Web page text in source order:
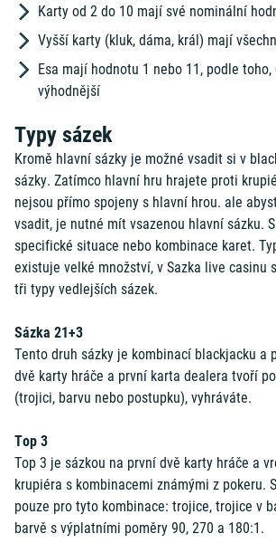
Karty od 2 do 10 mají své nominální
Vyšší karty (kluk, dáma, král) mají
Esa mají hodnotu 1 nebo 11, podle
výhodnější
Typy sázek
Kromě hlavní sázky je možné vsadit si v
sázky. Zatímco hlavní hru hrajete proti
nejsou přímo spojeny s hlavní hrou. ale
vsadit, je nutné mít vsazenou hlavní sázku.
specifické situace nebo kombinace karet.
existuje velké množství, v Sazka live casinu
tři typy vedlejších sázek.
Sázka 21+3
Tento druh sázky je kombinací blackjacku a
dvě karty hráče a první karta dealera tvoří
(trojici, barvu nebo postupku), vyhráváte.
Top 3
Top 3 je sázkou na první dvě karty hráče a
krupiéra s kombinacemi známými z pokeru.
pouze pro tyto kombinace: trojice, trojice v
barvě s výplatními poměry 90, 270 a 180:1.